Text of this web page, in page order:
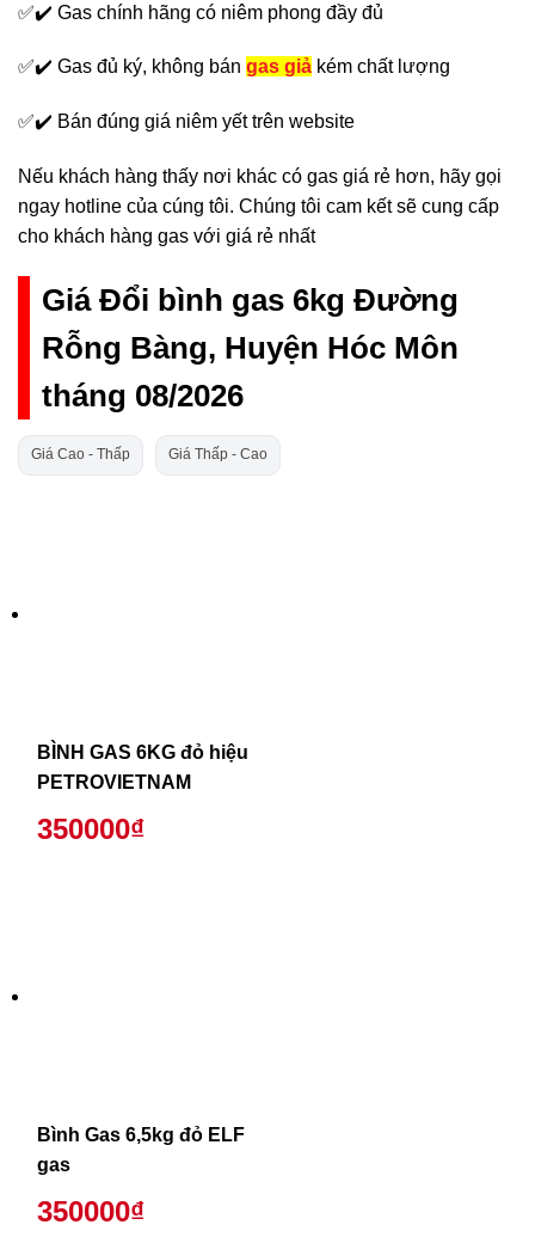
✅✔️ Gas chính hãng có niêm phong đầy đủ
✅✔️ Gas đủ ký, không bán gas giả kém chất lượng
✅✔️ Bán đúng giá niêm yết trên website
Nếu khách hàng thấy nơi khác có gas giá rẻ hơn, hãy gọi
ngay hotline của cúng tôi. Chúng tôi cam kết sẽ cung cấp
cho khách hàng gas với giá rẻ nhất
Giá Đổi bình gas 6kg Đường
Rỗng Bàng, Huyện Hóc Môn
tháng 08/2026
Giá Cao - Thấp Giá Thấp - Cao
BÌNH GAS 6KG đỏ hiệu
PETROVIETNAM
350000₫
Bình Gas 6,5kg đỏ ELF
gas
350000₫